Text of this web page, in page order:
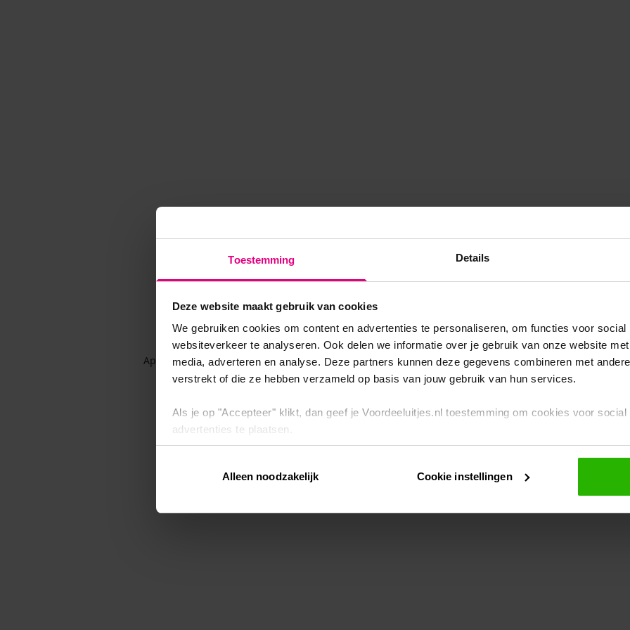
Toestemming Details
Deze website maakt gebruik van cookies
We gebruiken cookies om content en advertenties te personaliseren, om functies voor
websiteverkeer te analyseren. Ook delen we informatie over je gebruik van onze website
media, adverteren en analyse. Deze partners kunnen deze gegevens combineren met
verstrekt of die ze hebben verzameld op basis van jouw gebruik van hun services.
Als je op "Accepteer" klikt, dan geef je Voordeeluitjes.nl toestemming om cookies voor
advertenties te plaatsen.
Via "Cookie instellingen" kun je ook zelf instellen welke cookies worden geplaatst. Je kunt je
intrekken op onscookiebeleid.
Alleen noodzakelijk Cookie instellingen
Application error: a client-side exception has occurred while loadingwww.voordeeluitjes.nl (see the